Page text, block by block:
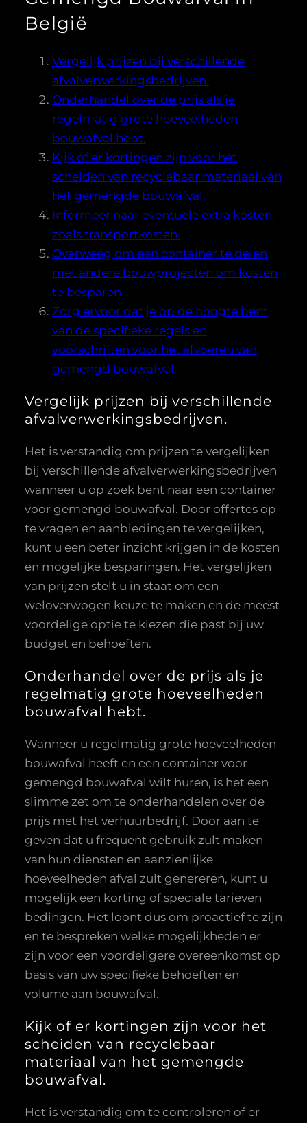
België
Vergelijk prijzen bij verschillende
afvalverwerkingsbedrijven.
Onderhandel over de prijs als je
regelmatig grote hoeveelheden
bouwafval hebt.
Kijk of er kortingen zijn voor het
scheiden van recyclebaar materiaal van
het gemengde bouwafval.
Informeer naar eventuele extra kosten,
zoals transportkosten.
Overweeg om een container te delen
met andere bouwprojecten om kosten
te besparen.
Zorg ervoor dat je op de hoogte bent
van de specifieke regels en
voorschriften voor het afvoeren van
gemengd bouwafval.
Vergelijk prijzen bij verschillende
afvalverwerkingsbedrijven.
Het is verstandig om prijzen te vergelijken
bij verschillende afvalverwerkingsbedrijven
wanneer u op zoek bent naar een container
voor gemengd bouwafval. Door offertes op
te vragen en aanbiedingen te vergelijken,
kunt u een beter inzicht krijgen in de kosten
en mogelijke besparingen. Het vergelijken
van prijzen stelt u in staat om een
weloverwogen keuze te maken en de meest
voordelige optie te kiezen die past bij uw
budget en behoeften.
Onderhandel over de prijs als je
regelmatig grote hoeveelheden
bouwafval hebt.
Wanneer u regelmatig grote hoeveelheden
bouwafval heeft en een container voor
gemengd bouwafval wilt huren, is het een
slimme zet om te onderhandelen over de
prijs met het verhuurbedrijf. Door aan te
geven dat u frequent gebruik zult maken
van hun diensten en aanzienlijke
hoeveelheden afval zult genereren, kunt u
mogelijk een korting of speciale tarieven
bedingen. Het loont dus om proactief te zijn
en te bespreken welke mogelijkheden er
zijn voor een voordeligere overeenkomst op
basis van uw specifieke behoeften en
volume aan bouwafval.
Kijk of er kortingen zijn voor het
scheiden van recyclebaar
materiaal van het gemengde
bouwafval.
Het is verstandig om te controleren of er